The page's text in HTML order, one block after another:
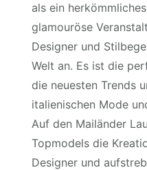
als ein
glamouröse
Designer und
Welt an. Es ist die
die neuesten Trends
italienischen Mode
Auf den Mailänder
Topmodels die
Designer und